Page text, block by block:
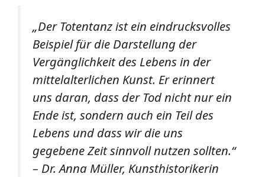
„Der Totentanz ist ein eindrucksvolles
Beispiel für die Darstellung der
Vergänglichkeit des Lebens in der
mittelalterlichen Kunst. Er erinnert
uns daran, dass der Tod nicht nur ein
Ende ist, sondern auch ein Teil des
Lebens und dass wir die uns
gegebene Zeit sinnvoll nutzen sollten.“
– Dr. Anna Müller, Kunsthistorikerin